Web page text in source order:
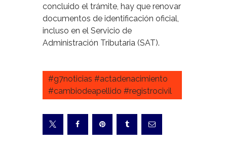
concluido el trámite, hay que renovar
documentos de identificación oficial,
incluso en el Servicio de
Administración Tributaria (SAT).
#g7noticias #actadenacimiento
#cambiodeapellido #registrocivil